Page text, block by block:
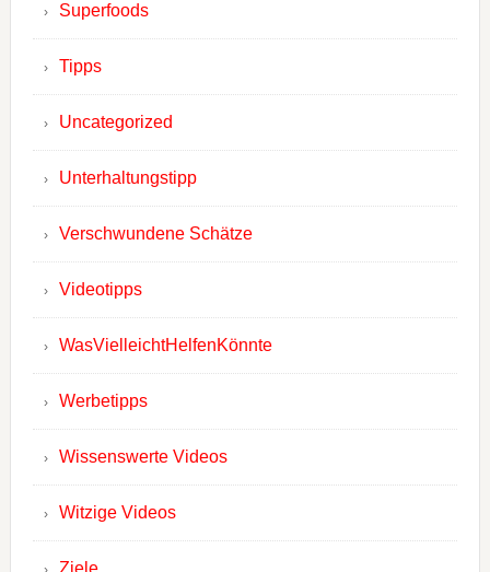
Superfoods
Tipps
Uncategorized
Unterhaltungstipp
Verschwundene Schätze
Videotipps
WasVielleichtHelfenKönnte
Werbetipps
Wissenswerte Videos
Witzige Videos